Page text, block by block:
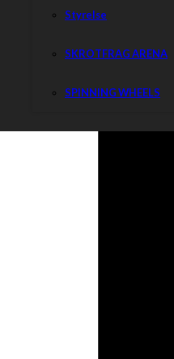
Styrelse
SKROTFRAG ARENA
SPINNING WHEELS